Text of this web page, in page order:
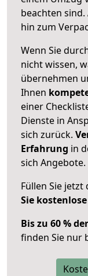
beachten sind.
hin zum
Wenn Sie
nicht wissen,
übernehmen
Ihnen
einer
Dienste in
sich zurück.
Erfahrung in
sich Angebote.
Füllen Sie
Sie
Bis zu 60 %
finden Sie nur